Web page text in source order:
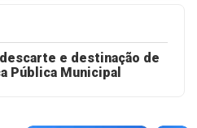
e destinação de
Pública Municipal